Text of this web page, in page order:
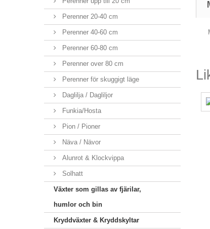
Perenner 20-40 cm
Perenner 40-60 cm
Perenner 60-80 cm
Perenner over 80 cm
Perenner för skuggigt läge
Daglilja / Dagliljor
Funkia/Hosta
Pion / Pioner
Näva / Nävor
Alunrot & Klockvippa
Solhatt
Växter som gillas av fjärilar,
humlor och bin
Kryddväxter & Kryddskyltar